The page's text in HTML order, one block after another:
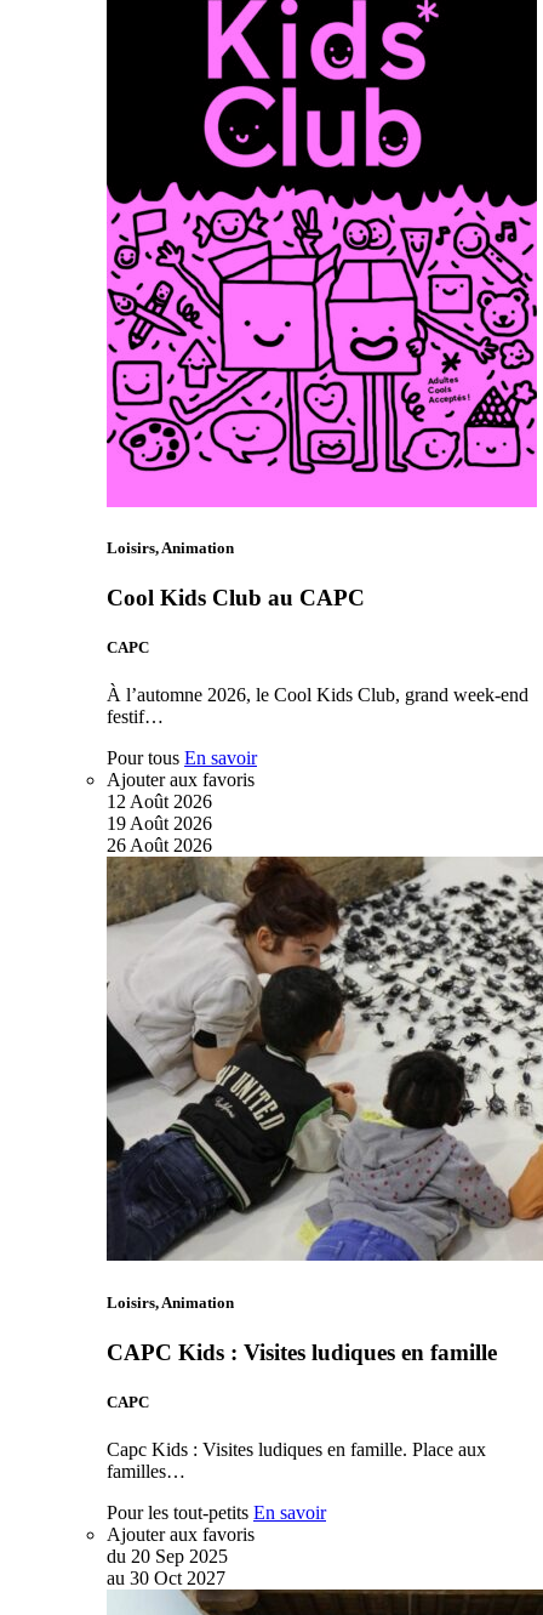
Loisirs, Animation
Cool Kids Club au CAPC
CAPC
À l’automne 2026, le Cool Kids Club, grand week-end
festif…
Pour tous En savoir
Ajouter aux favoris
12Août 2026
19Août 2026
26Août 2026
Loisirs, Animation
CAPC Kids : Visites ludiques en famille
CAPC
Capc Kids : Visites ludiques en famille. Place aux
familles…
Pour les tout-petits En savoir
Ajouter aux favoris
du 20 Sep 2025
au 30 Oct 2027